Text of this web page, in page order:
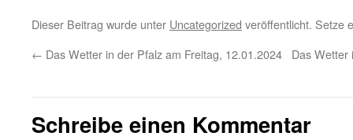
Dieser Beitrag wurde unter Uncategorized veröffentlicht. Setze
← Das Wetter in der Pfalz am Freitag, 12.01.2024 Das Wetter
Schreibe einen Kommentar